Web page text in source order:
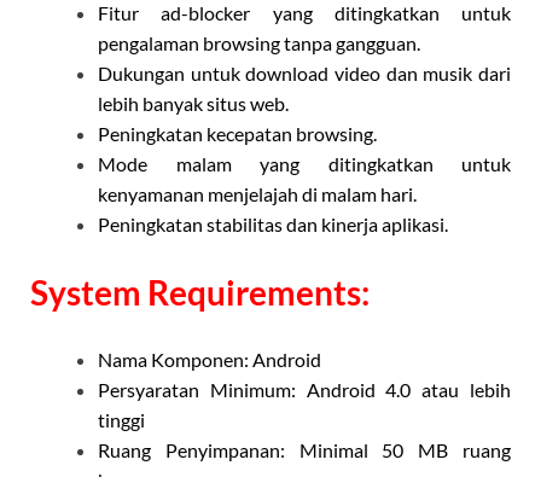
Fitur ad-blocker yang ditingkatkan untuk
pengalaman browsing tanpa gangguan.
Dukungan untuk download video dan musik dari
lebih banyak situs web.
Peningkatan kecepatan browsing.
Mode malam yang ditingkatkan untuk
kenyamanan menjelajah di malam hari.
Peningkatan stabilitas dan kinerja aplikasi.
System Requirements:
Nama Komponen: Android
Persyaratan Minimum: Android 4.0 atau lebih
tinggi
Ruang Penyimpanan: Minimal 50 MB ruang